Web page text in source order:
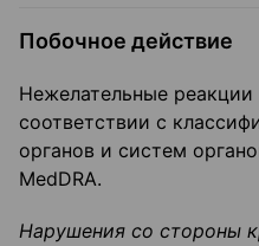
Побочное действие
Нежелательные реакции
соответствии с
органов и систем
MedDRA.
Нарушения со стороны